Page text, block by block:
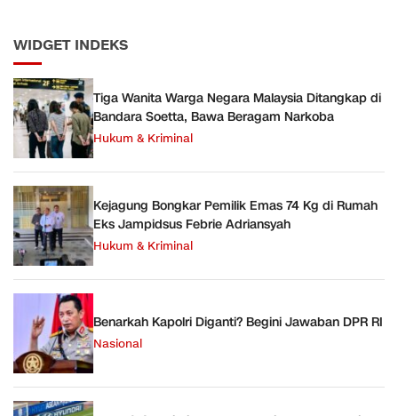
WIDGET INDEKS
Tiga Wanita Warga Negara Malaysia Ditangkap di
Bandara Soetta, Bawa Beragam Narkoba
Hukum & Kriminal
Kejagung Bongkar Pemilik Emas 74 Kg di Rumah
Eks Jampidsus Febrie Adriansyah
Hukum & Kriminal
Benarkah Kapolri Diganti? Begini Jawaban DPR RI
Nasional